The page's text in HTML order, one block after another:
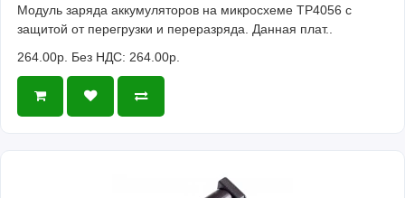
Модуль заряда аккумуляторов на микросхеме TP4056 с
защитой от перегрузки и переразряда. Данная плат..
264.00р. Без НДС: 264.00р.